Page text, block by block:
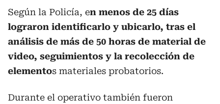
Según la Policía, en menos de 25 días
lograron identificarlo y ubicarlo, tras el
análisis de más de 50 horas de material de
video, seguimientos y la recolección de
elementos materiales probatorios.
Durante el operativo también fueron